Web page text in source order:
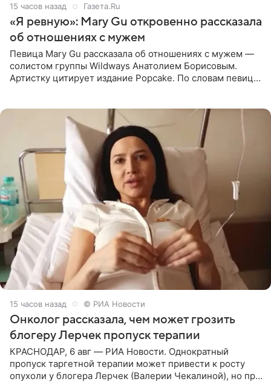
15 часов назад Газета.Ru
«Я ревную»: Mary Gu откровенно рассказала
об отношениях с мужем
Певица Mary Gu рассказала об отношениях с мужем —
солистом группы Wildways Анатолием Борисовым.
Артистку цитирует издание Popcake. По словам певицы,
15 часов назад © РИА Новости
Онколог рассказала, чем может грозить
блогеру Лерчек пропуск терапии
КРАСНОДАР, 6 авг — РИА Новости. Однократный
пропуск таргетной терапии может привести к росту
опухоли у блогера Лерчек (Валерии Чекалиной), но при